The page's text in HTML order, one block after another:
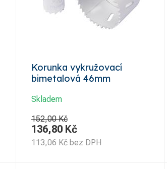
Korunka vykružovací
bimetalová 46mm
Skladem
152,00 Kč
136,80 Kč
113,06 Kč bez DPH